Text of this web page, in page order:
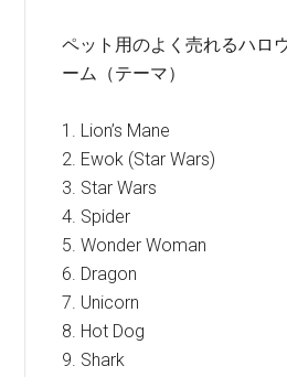
ペット用のよく売れるハロ
ーム（テーマ）
1. Lion’s Mane
2. Ewok (Star Wars)
3. Star Wars
4. Spider
5. Wonder Woman
6. Dragon
7. Unicorn
8. Hot Dog
9. Shark